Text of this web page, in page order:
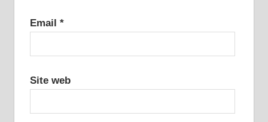
Email *
Site web